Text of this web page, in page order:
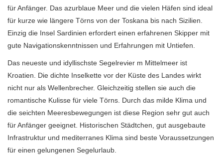
für Anfänger. Das azurblaue Meer und die vielen Häfen sind ideal
für kurze wie längere Törns von der Toskana bis nach Sizilien.
Einzig die Insel Sardinien erfordert einen erfahrenen Skipper mit
gute Navigationskenntnissen und Erfahrungen mit Untiefen.
Das neueste und idyllischste Segelrevier m Mittelmeer ist
Kroatien. Die dichte Inselkette vor der Küste des Landes wirkt
nicht nur als Wellenbrecher. Gleichzeitig stellen sie auch die
romantische Kulisse für viele Törns. Durch das milde Klima und
die seichten Meeresbewegungen ist diese Region sehr gut auch
für Anfänger geeignet. Historischen Städtchen, gut ausgebaute
Infrastruktur und mediterranes Klima sind beste Voraussetzungen
für einen gelungenen Segelurlaub.